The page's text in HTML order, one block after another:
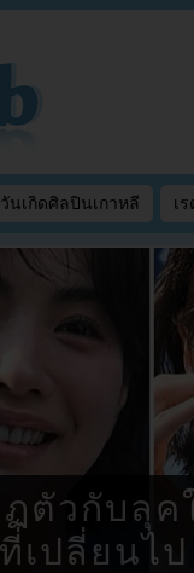
นเกิดศิลปินเกาหลี เ
ตัวกับลุค
ปลี่ยนไป